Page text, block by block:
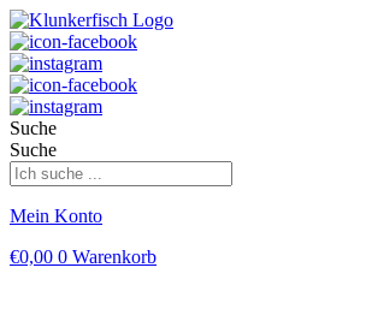
Suche
Suche
Mein Konto
€0,00 0 Warenkorb